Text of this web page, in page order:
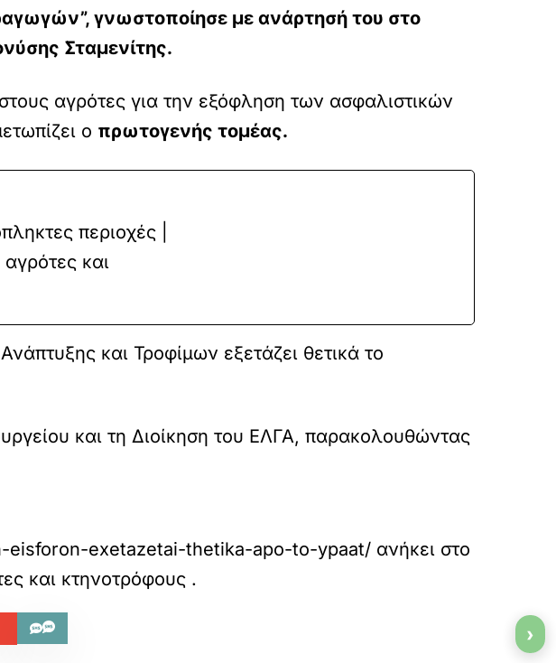
γνωστοποίησε με ανάρτησή του στο
Σταμενίτης.
αγρότες για την εξόφληση των ασφαλιστικών
ο πρωτογενής τομέας.
περιοχές |
και
και Τροφίμων εξετάζει θετικά το
και τη Διοίκηση του ΕΛΓΑ, παρακολουθώντας
eisforon-exetazetai-thetika-apo-to-ypaat/ ανήκει στο
και κτηνοτρόφους .
›